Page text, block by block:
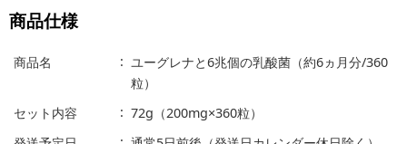
商品仕様
商品名
ユーグレナと6兆個の乳酸菌（約6ヵ月分/360
粒）
セット内容
72g（200mg×360粒）